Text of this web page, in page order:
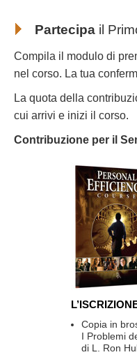
Partecipa il
Compila il modulo di
nel corso. La tua
La quota della
cui arrivi e inizi il corso.
Contribuzione per il
Copia in
I Problemi
di L. Ron